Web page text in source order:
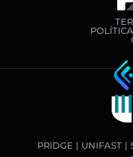
PRIDGE | UNIFAST |